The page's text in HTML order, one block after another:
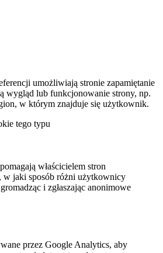
umożliwiają stronie zapamiętanie
wygląd lub funkcjonowanie strony, np.
w którym znajduje się użytkownik.
tego typu
właścicielem stron
w jaki sposób różni użytkownicy
i zgłaszając anonimowe
przez Google Analytics, aby